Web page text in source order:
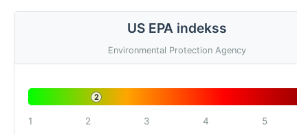
US EPA indekss
Environmental Protection Agency
2
1 2 3 4 5